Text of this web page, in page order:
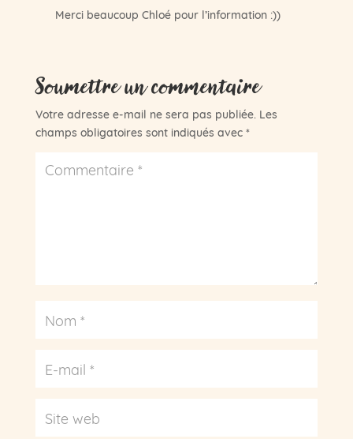
Merci beaucoup Chloé pour l’information :))
Soumettre un commentaire
Votre adresse e-mail ne sera pas publiée. Les
champs obligatoires sont indiqués avec *